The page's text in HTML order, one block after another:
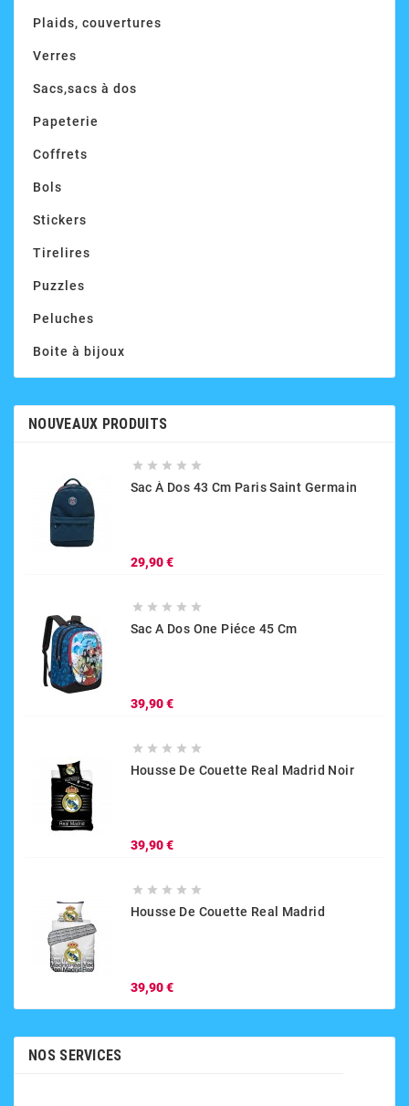
Plaids, couvertures
Verres
Sacs,sacs à dos
Papeterie
Coffrets
Bols
Stickers
Tirelires
Puzzles
Peluches
Boite à bijoux
NOUVEAUX PRODUITS
    
Sac À Dos 43 Cm Paris Saint Germain
29,90 €Prix
    
Sac A Dos One Piéce 45 Cm
39,90 €Prix
    
Housse De Couette Real Madrid Noir
39,90 €Prix
    
Housse De Couette Real Madrid
39,90 €Prix
NOS SERVICES